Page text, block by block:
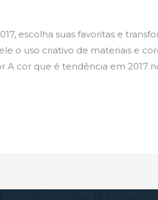
escolha suas favoritas e
o uso criativo de materiais e
A cor que é tendência em 2017